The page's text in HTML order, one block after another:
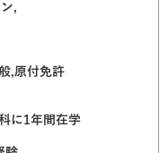
,
,原付免許
に1年間在学